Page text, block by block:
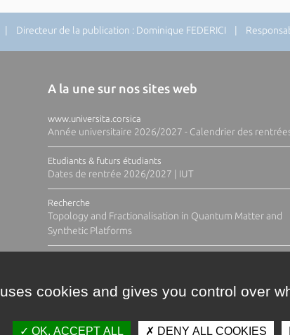
| Directeur de la publication : Dominique FEDERICI |
A la une sur nos sites web
www.universita.corsica
Année universitaire 2026/2027 - Calendrier des
Etudiants & futurs étudiants
Dates de rentrée 2026/2027 | IUT
Recherche
Topology and Fractionalisation in Quantum Matter and
Synthetic Platforms
cookies and gives you control over
OK, ACCEPT ALL DENY ALL COOKIES